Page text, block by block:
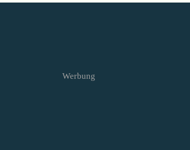
Werbung